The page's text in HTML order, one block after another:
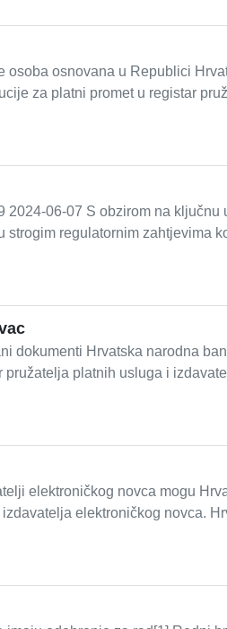
osoba osnovana u Republici
za platni promet u registar
2024-06-07 S obzirom na
regulatornim zahtjevima
dokumenti Hrvatska narodna
platnih usluga i
elektroničkog novca mogu
elektroničkog novca.